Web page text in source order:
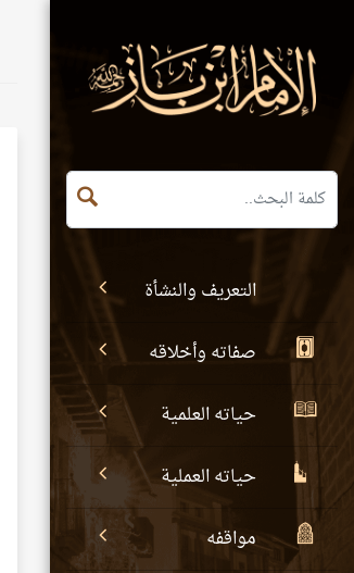
التعريف والنشأة
صفاته وأخلاقه
حياته العلمية
حياته العملية
مواقفه